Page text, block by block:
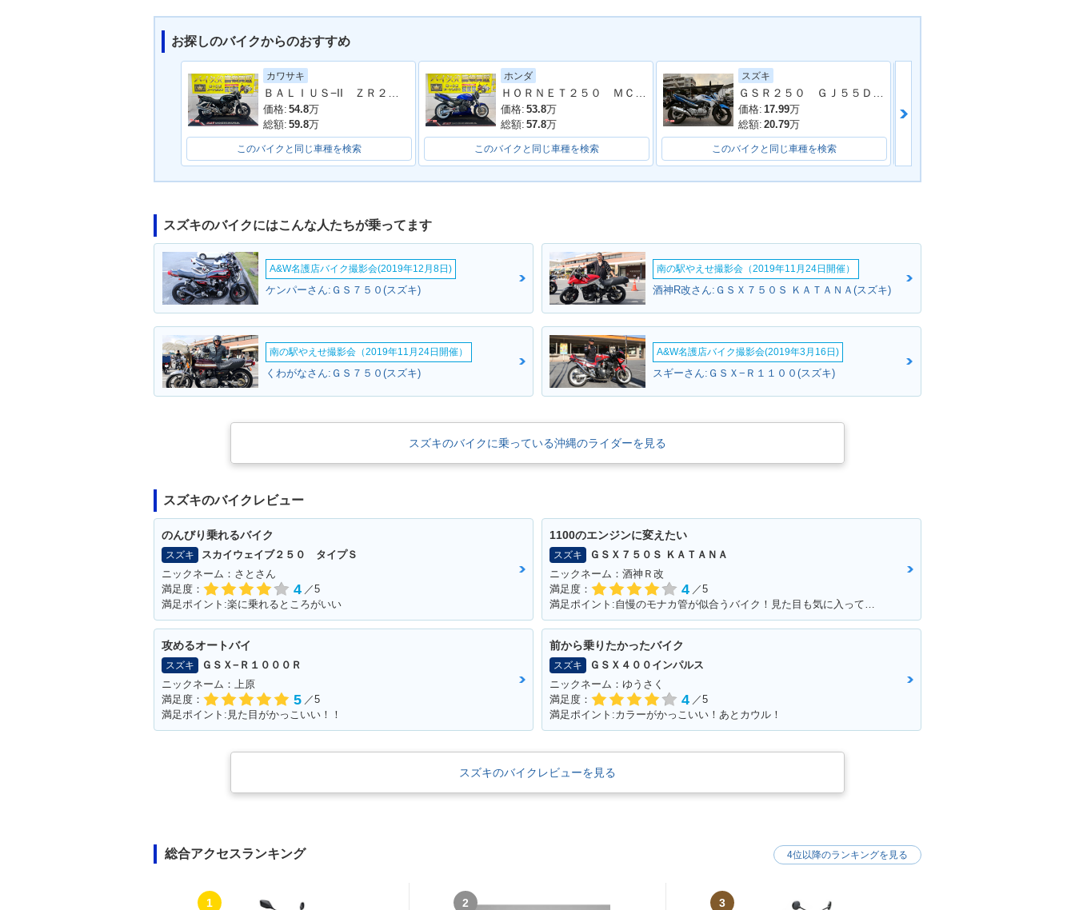
お探しのバイクからのおすすめ
カワサキ
価格: 54.8万
総額: 59.8万
このバイクと同じ車種を検索
ホンダ
価格: 53.8万
総額: 57.8万
このバイクと同じ車種を検索
スズキ
価格: 17.99万
総額: 20.79万
このバイクと同じ車種を検索
スズキのバイクにはこんな人たちが乗ってます
A&W名護店バイク撮影会(2019年12月8日)
ケンパーさん:ＧＳ７５０(スズキ)
南の駅やえせ撮影会（2019年11月24日開催）
酒神R改さん:ＧＳＸ７５０Ｓ ＫＡＴＡＮＡ(スズキ)
南の駅やえせ撮影会（2019年11月24日開催）
くわがなさん:ＧＳ７５０(スズキ)
A&W名護店バイク撮影会(2019年3月16日)
スギーさん:ＧＳＸ−Ｒ１１００(スズキ)
スズキのバイクに乗っている沖縄のライダーを見る
スズキのバイクレビュー
のんびり乗れるバイク
スズキ
スカイウェイブ２５０ タイプＳ
ニックネーム：さとさん
満足度：
4 ／5
満足ポイント:楽に乗れるところがいい
1100のエンジンに変えたい
スズキ
ＧＳＸ７５０Ｓ ＫＡＴＡＮＡ
ニックネーム：酒神Ｒ改
満足度：
4 ／5
満足ポイント:自慢のモナカ管が似合うバイク！見た目も気に入っています！
攻めるオートバイ
スズキ
ＧＳＸ−Ｒ１０００Ｒ
ニックネーム：上原
満足度：
5 ／5
満足ポイント:見た目がかっこいい！！
前から乗りたかったバイク
スズキ
ＧＳＸ４００インパルス
ニックネーム：ゆうさく
満足度：
4 ／5
満足ポイント:カラーがかっこいい！あとカウル！
スズキのバイクレビューを見る
総合アクセスランキング
1 2 3
4位以降のランキングを見る